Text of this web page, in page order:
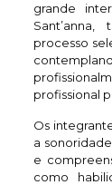
grande
processo
profissional
Os
a
e
como